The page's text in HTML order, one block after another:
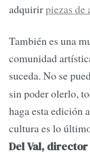
adquirirpiezas de
También es una
comunidad
suceda. No se
sin poder olerlo,
haga esta edición
cultura es lo
Del Val,